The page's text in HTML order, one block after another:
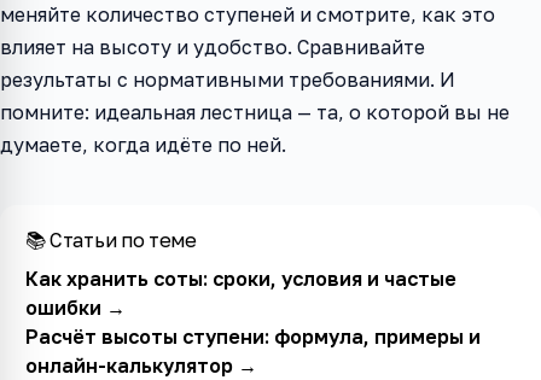
меняйте количество ступеней и смотрите, как это
влияет на высоту и удобство. Сравнивайте
результаты с нормативными требованиями. И
помните: идеальная лестница — та, о которой вы не
думаете, когда идёте по ней.
📚 Статьи по теме
Как хранить соты: сроки, условия и частые
ошибки →
Расчёт высоты ступени: формула, примеры и
онлайн-калькулятор→